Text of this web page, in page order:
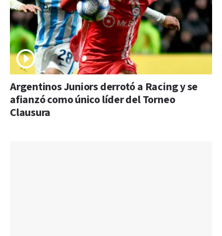
Argentinos Juniors derrotó a Racing y se
afianzó como único líder del Torneo
Clausura